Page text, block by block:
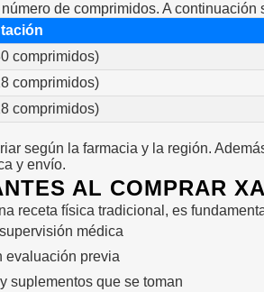
de comprimidos. A
comprimidos)
comprimidos)
comprimidos)
según la farmacia y la región.
y envío.
AL COMPRAR
receta física tradicional, es
médica
evaluación previa
suplementos que se toman